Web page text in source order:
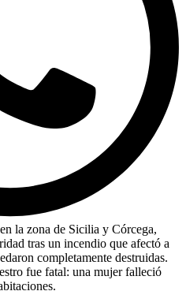
la zona de Sicilia y Córcega,
tras un incendio que afectó a
completamente destruidas.
fue fatal: una mujer falleció